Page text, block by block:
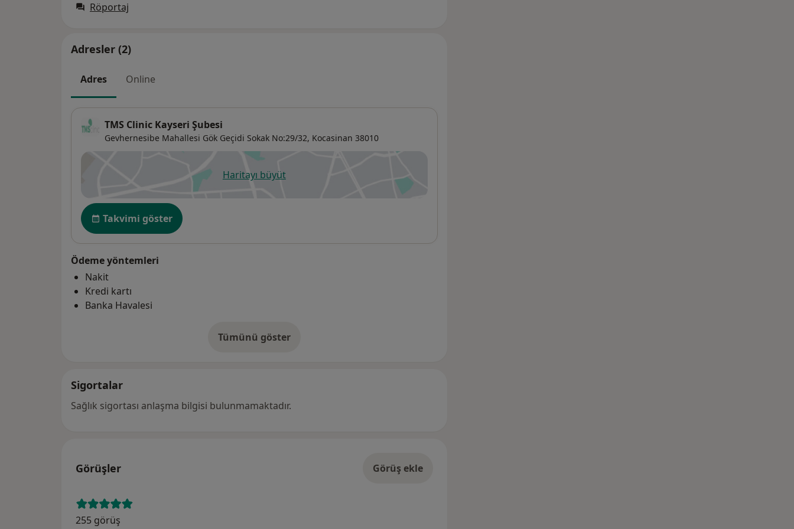
Röportaj
Adresler (2)
Adres Online
TMS Clinic Kayseri Şubesi
Gevhernesibe Mahallesi Gök Geçidi Sokak No:29/32, Kocasinan 38010
Haritayı büyüt
yeni bir sekmede açılır
Uygunluk
Takvimi göster
Ödeme yöntemleri
Nakit
Kredi kartı
Banka Havalesi
Tümünü göster
adres hakkında
Sigortalar
Sağlık sigortası anlaşma bilgisi bulunmamaktadır.
Görüşler Görüş ekle
255 görüş